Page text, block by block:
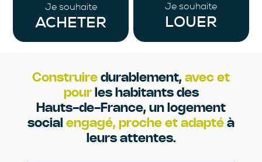
Je souhaite
ACHETER
Je souhaite
LOUER
Construire durablement, avec et
pourles habitants des
Hauts-de-France, un logement
social engagé, proche et adapté à
leurs attentes.